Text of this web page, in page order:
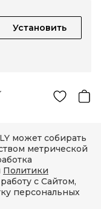
Установить
может собирать
метрической
Политики
с Сайтом,
персональных